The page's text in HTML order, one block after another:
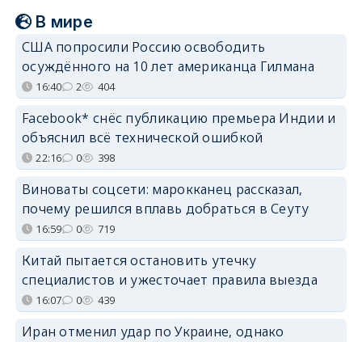
В мире
США попросили Россию освободить
осуждённого на 10 лет американца Гилмана
16:40 2 404
Facebook* снёс публикацию премьера Индии и
объяснил всё технической ошибкой
22:16 0 398
Виноваты соцсети: марокканец рассказал,
почему решился вплавь добраться в Сеуту
16:59 0 719
Китай пытается остановить утечку
специалистов и ужесточает правила выезда
16:07 0 439
Иран отменил удар по Украине, однако